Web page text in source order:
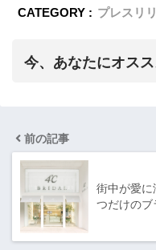
CATEGORY : プレスリ
今、あなたにオスス
前の記事
街中が愛に
つだけのブ